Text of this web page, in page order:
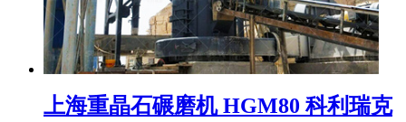
上海重晶石碾磨机 HGM80 科利瑞克